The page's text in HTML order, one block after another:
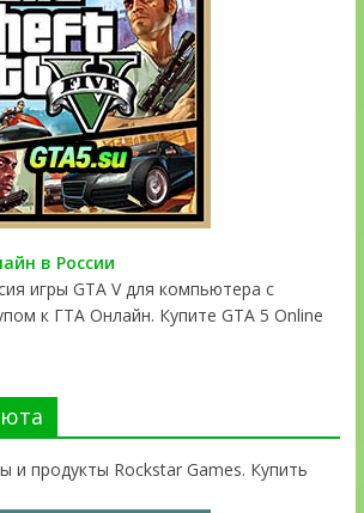
в России
игры GTA V для компьютера с
к ГТА Онлайн. Купите GTA 5 Online
и продукты Rockstar Games. Купить